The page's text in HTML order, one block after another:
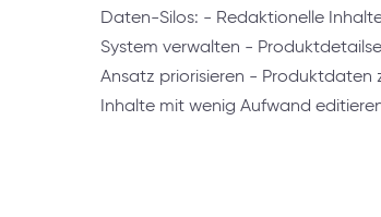
Daten-Silos: - Redaktionelle
System verwalten -
Ansatz priorisieren - Produktdaten
Inhalte mit wenig Aufwand